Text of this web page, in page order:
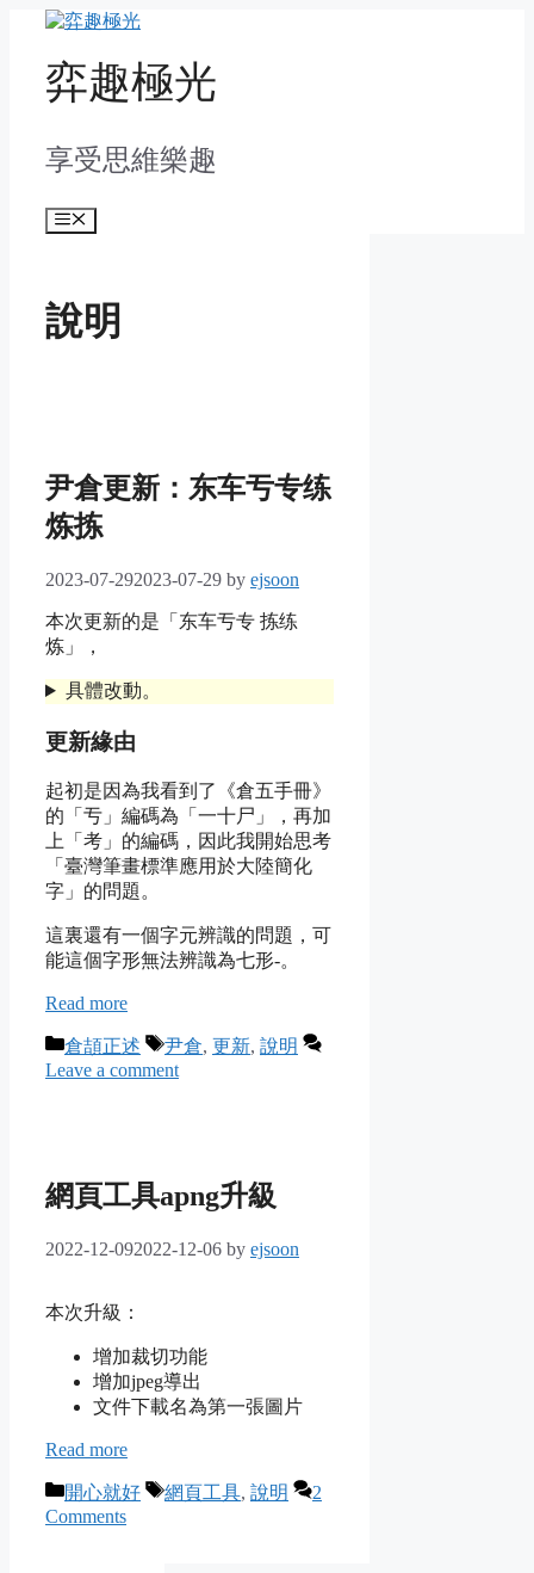
content弈趣極光
享受思維樂趣
Menu
說明
尹倉更新：东车亐专练
炼拣
2023-07-292023-07-29 by ejsoon
本次更新的是「东车亐专 拣练
炼」，
具體改動。
更新緣由
起初是因為我看到了《倉五手冊》
的「亐」編碼為「一十尸」，再加
上「考」的編碼，因此我開始思考
「臺灣筆畫標準應用於大陸簡化
字」的問題。
這裏還有一個字元辨識的問題，可
能這個字形無法辨識為七形-。
Read more
Categories
倉頡正述 Tags
尹倉, 更新, 說明
Leave a comment
網頁工具apng升級
2022-12-092022-12-06 by ejsoon
本次升級：
增加裁切功能
增加jpeg導出
文件下載名為第一張圖片
Read more
Categories
開心就好 Tags
網頁工具, 說明
2
Comments